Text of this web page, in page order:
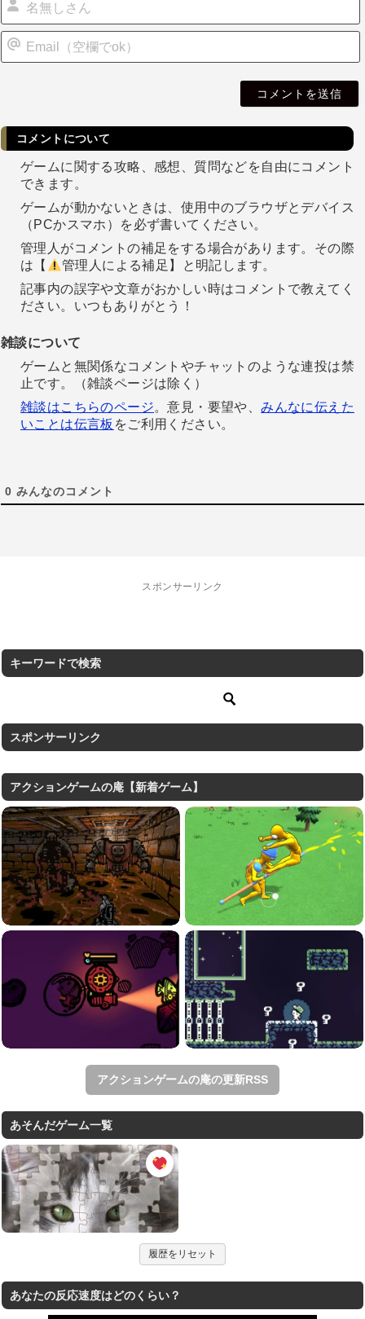
コメントについて
ゲームに関する攻略、感想、質問などを自由にコメント
できます。
ゲームが動かないときは、使用中のブラウザとデバイス
（PCかスマホ）を必ず書いてください。
管理人がコメントの補足をする場合があります。その際
は【
管理人による補足】と明記します。
記事内の誤字や文章がおかしい時はコメントで教えてく
ださい。いつもありがとう！
雑談について
ゲームと無関係なコメントやチャットのような連投は禁
止です。（雑談ページは除く）
雑談はこちらのページ。意見・要望や、みんなに伝えた
いことは伝言板 をご利用ください。
0 みんなのコメント
スポンサーリンク
キーワードで検索
スポンサーリンク
アクションゲームの庵【新着ゲーム】
アクションゲームの庵の更新RSS
あそんだゲーム一覧
履歴をリセット
あなたの反応速度はどのくらい？